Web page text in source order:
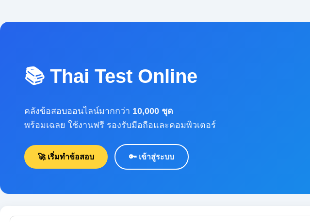
📚 Thai Test Online
คลังข้อสอบออนไลน์มากกว่า 10,000 ชุด
พร้อมเฉลย ใช้งานฟรี รองรับมือถือและคอมพิวเตอร์
🚀 เริ่มทำข้อสอบ 🔑 เข้าสู่ระบบ